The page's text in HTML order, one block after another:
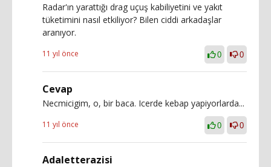
Radar'ın yarattığı drag uçuş kabiliyetini ve yakıt
tüketimini nasıl etkiliyor? Bilen ciddi arkadaşlar
aranıyor.
11 yıl önce 0 0
Cevap
Necmicigim, o, bir baca. Icerde kebap yapiyorlarda...
11 yıl önce 0 0
Adaletterazisi